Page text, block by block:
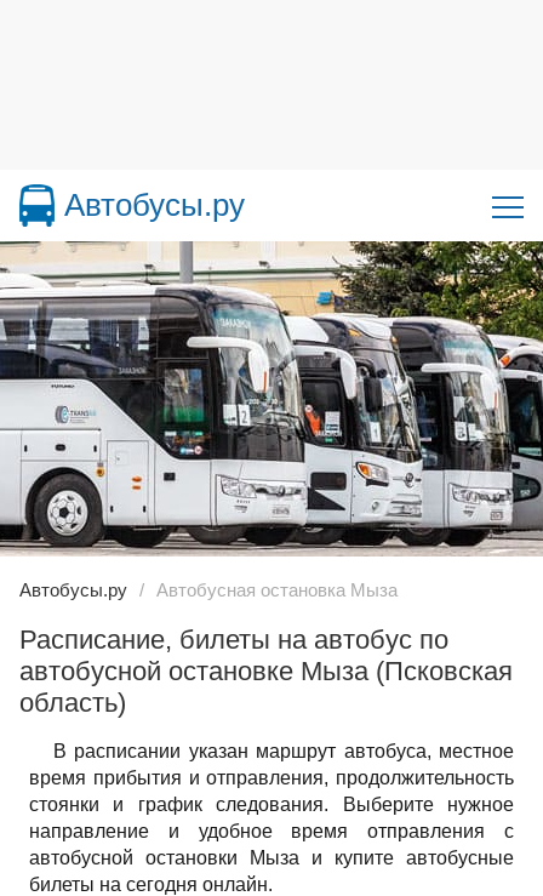
Автобусы.ру
Автобусы.ру Автобусная остановка Мыза
Расписание, билеты на автобус по
автобусной остановке Мыза (Псковская
область)
В расписании указан маршрут автобуса, местное
время прибытия и отправления, продолжительность
стоянки и график следования. Выберите нужное
направление и удобное время отправления с
автобусной остановки Мыза и купите автобусные
билеты на сегодня онлайн.